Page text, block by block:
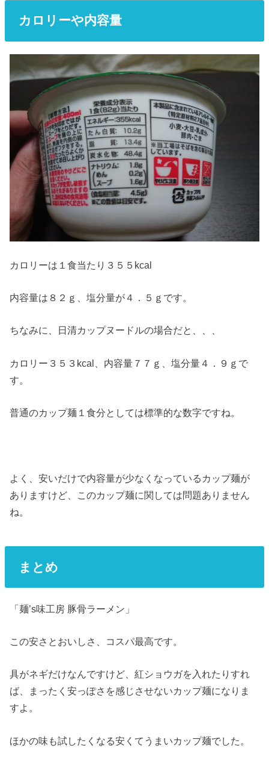
カロリーや内容量
カロリーは１食当たり３５５kcal
内容量は８２ｇ、塩分量が４．５ｇです。
ちなみに、日清カップヌードルの場合だと、、、
カロリー３５３kcal、内容量７７ｇ、塩分量４．９ｇで
す。
普通のカップ麺１食分としては標準的な数字ですね。
よく、安いだけで内容量が少なくなっているカップ麺が
ありますけど、このカップ麺に関しては問題ありません
ね。
まとめ
「麺’s味工房 豚骨ラーメン」
この安さとおいしさ、コスパ最高です。
具がネギだけなんですけど、紅ショウガを入れたりすれ
ば、まったく安っぽさを感じさせないカップ麺になりま
すよ。
ほかの味も試したくなる安くてうまいカップ麺でした。